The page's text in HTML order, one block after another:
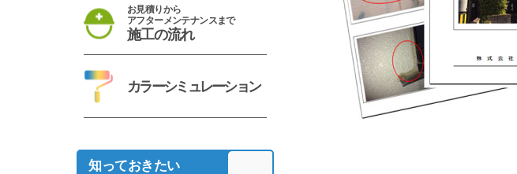
お見積りから
アフターメンテナンスまで
施工の流れ
カラーシミュレーション
知っておきたい